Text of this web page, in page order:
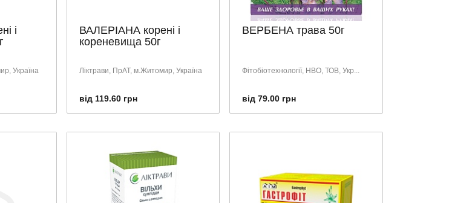
і
Україна
ВАЛЕРІАНА корені і
кореневища 50г
Ліктрави, ПрАТ, м.Житомир, Україна
від 119.60 грн
ВЕРБЕНА трава 50г
Фітобіотехнології, НВО, ТОВ, Укр...
від 79.00 грн